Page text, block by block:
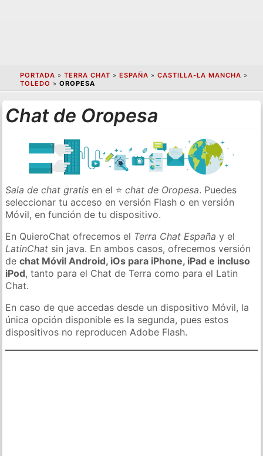
PORTADA » TERRA CHAT » ESPAÑA » CASTILLA-LA MANCHA »
TOLEDO » OROPESA
Chat de Oropesa
Sala de chat gratis en el ⭐chat de Oropesa. Puedes
seleccionar tu acceso en versión Flash o en versión
Móvil, en función de tu dispositivo.
En QuieroChat ofrecemos el Terra Chat España y el
LatinChat sin java. En ambos casos, ofrecemos versión
dechat Móvil Android, iOs para iPhone, iPad e incluso
iPod, tanto para el Chat de Terra como para el Latin
Chat.
En caso de que accedas desde un dispositivo Móvil, la
única opción disponible es la segunda, pues estos
dispositivos no reproducen Adobe Flash.